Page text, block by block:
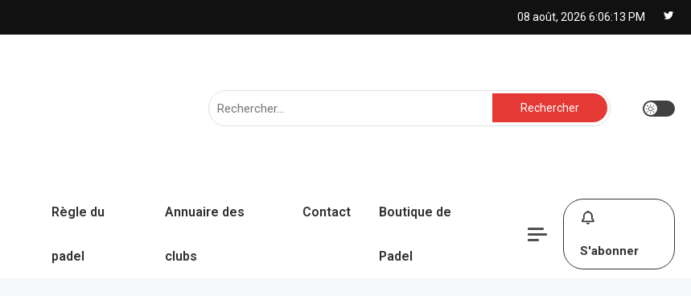
08 août, 2026 6:06:14 PM
Rechercher :
Règle du
padel
Annuaire des
clubs
Contact Boutique de
Padel S'abonner